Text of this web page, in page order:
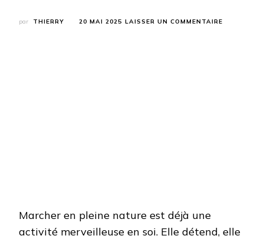
par THIERRY 20 MAI 2025 LAISSER UN COMMENTAIRE
Marcher en pleine nature est déjà une
activité merveilleuse en soi. Elle détend, elle